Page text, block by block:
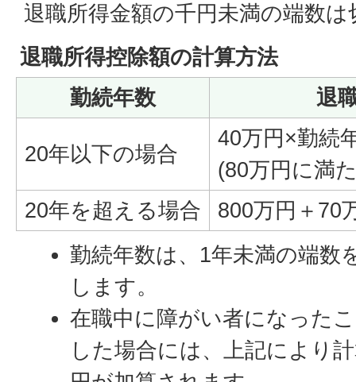
退職所得金額の千円未満の端数
退職所得控除額の計算方法
勤続年数
退
20年以下の場合
40万円×勤続
(80万円に満
20年を超える場合
800万円＋70
勤続年数は、1年未満の端数
します。
在職中に障がい者になった
した場合には、上記により